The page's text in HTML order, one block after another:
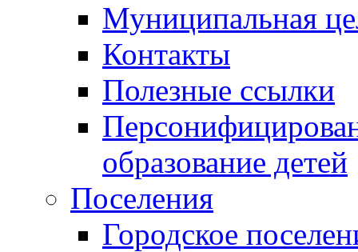
Муниципальная
Контакты
Полезные ссылки
образование детей
Поселения
Городское